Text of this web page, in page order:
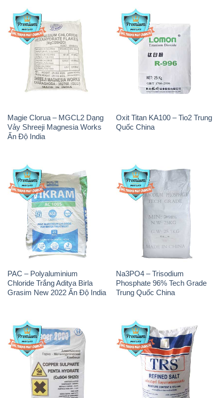
Magie Clorua – MGCL2 Dạng
Vảy Shreeji Magnesia Works
Ấn Độ India
Oxit Titan KA100 – Tio2 Trung
PAC – Polyaluminium
Chloride Trắng Aditya Birla
Grasim New 2022 Ấn Độ India
Phosphate 96% Tech Grade
Trung Quốc China
CuSO4 – Đồng Sunfat Nga
Muối NaCL – Sodium Chloride
TRS Thái Lan